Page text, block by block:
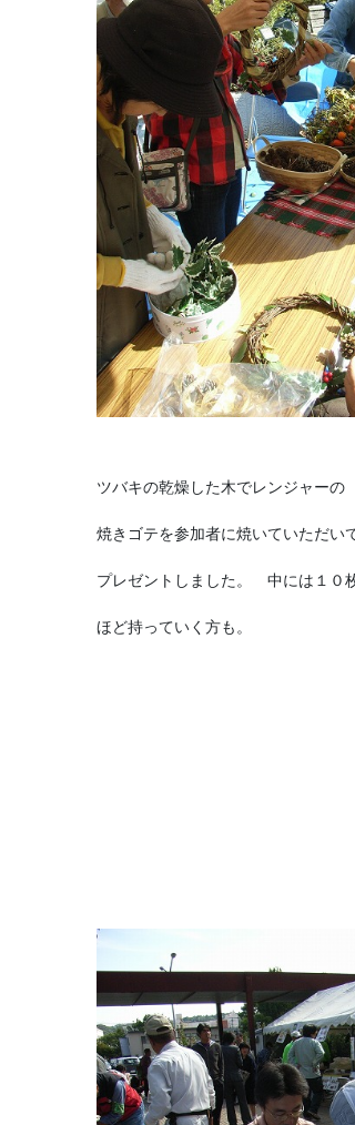
ツバキの乾燥した木でレンジャーの
焼きゴテを参加者に焼いていただい
プレゼントしました。 中には１０
ほど持っていく方も。